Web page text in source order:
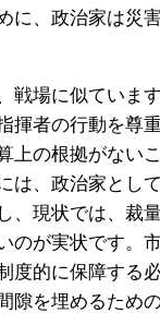
に、政治家は災
戦場に似ていま
揮者の行動を尊
上の根拠がない
は、政治家とし
、現状では、裁
のが実状です。
度的に保障する
隙を埋めるため